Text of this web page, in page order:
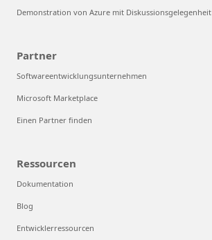
Demonstration von Azure mit Diskussionsgelegenheit
Partner
Softwareentwicklungsunternehmen
Microsoft Marketplace
Einen Partner finden
Ressourcen
Dokumentation
Blog
Entwicklerressourcen